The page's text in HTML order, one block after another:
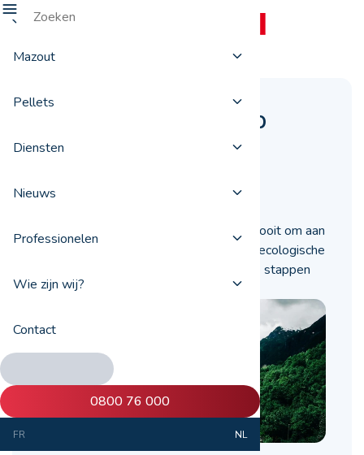
Mazout
Pellets
Diensten
Nieuws
Professionelen
Wie zijn wij?
Contact
0800 76 000
FR NL
Hoe stapt u over op
HVO100?
Vandaag de dag is het belangrijker dan ooit om aan
het milieu te denken. Ontdek hoe u uw ecologische
voetafdruk kunt verkleinen door over te stappen
op HVO100.